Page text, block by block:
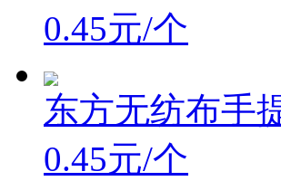
0.45元/个
东方无纺布手
0.45元/个